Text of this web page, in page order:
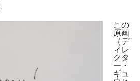
この
原画
（デ
ィレ
クタ
ー・
ギュ